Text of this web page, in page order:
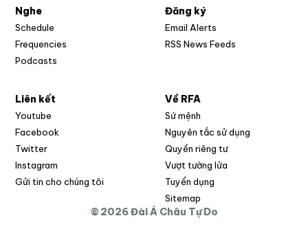
Nghe
Schedule
Frequencies
Podcasts
Đăng ký
Email Alerts
RSS News Feeds
Liên kết
Youtube
Facebook
Twitter
Instagram
Gửi tin cho chúng tôi
Về RFA
Sứ mệnh
Nguyên tắc sử dụng
Quyền riêng tư
Vượt tường lửa
Tuyển dụng
Sitemap
© 2026 Đài Á Châu Tự Do